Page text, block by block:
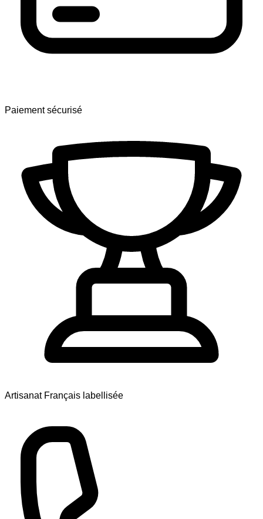
Paiement sécurisé
Artisanat Français labellisée